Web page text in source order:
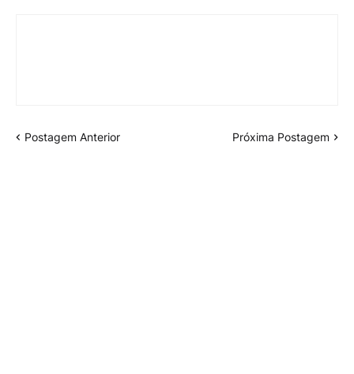
Postagem Anterior Próxima Postagem